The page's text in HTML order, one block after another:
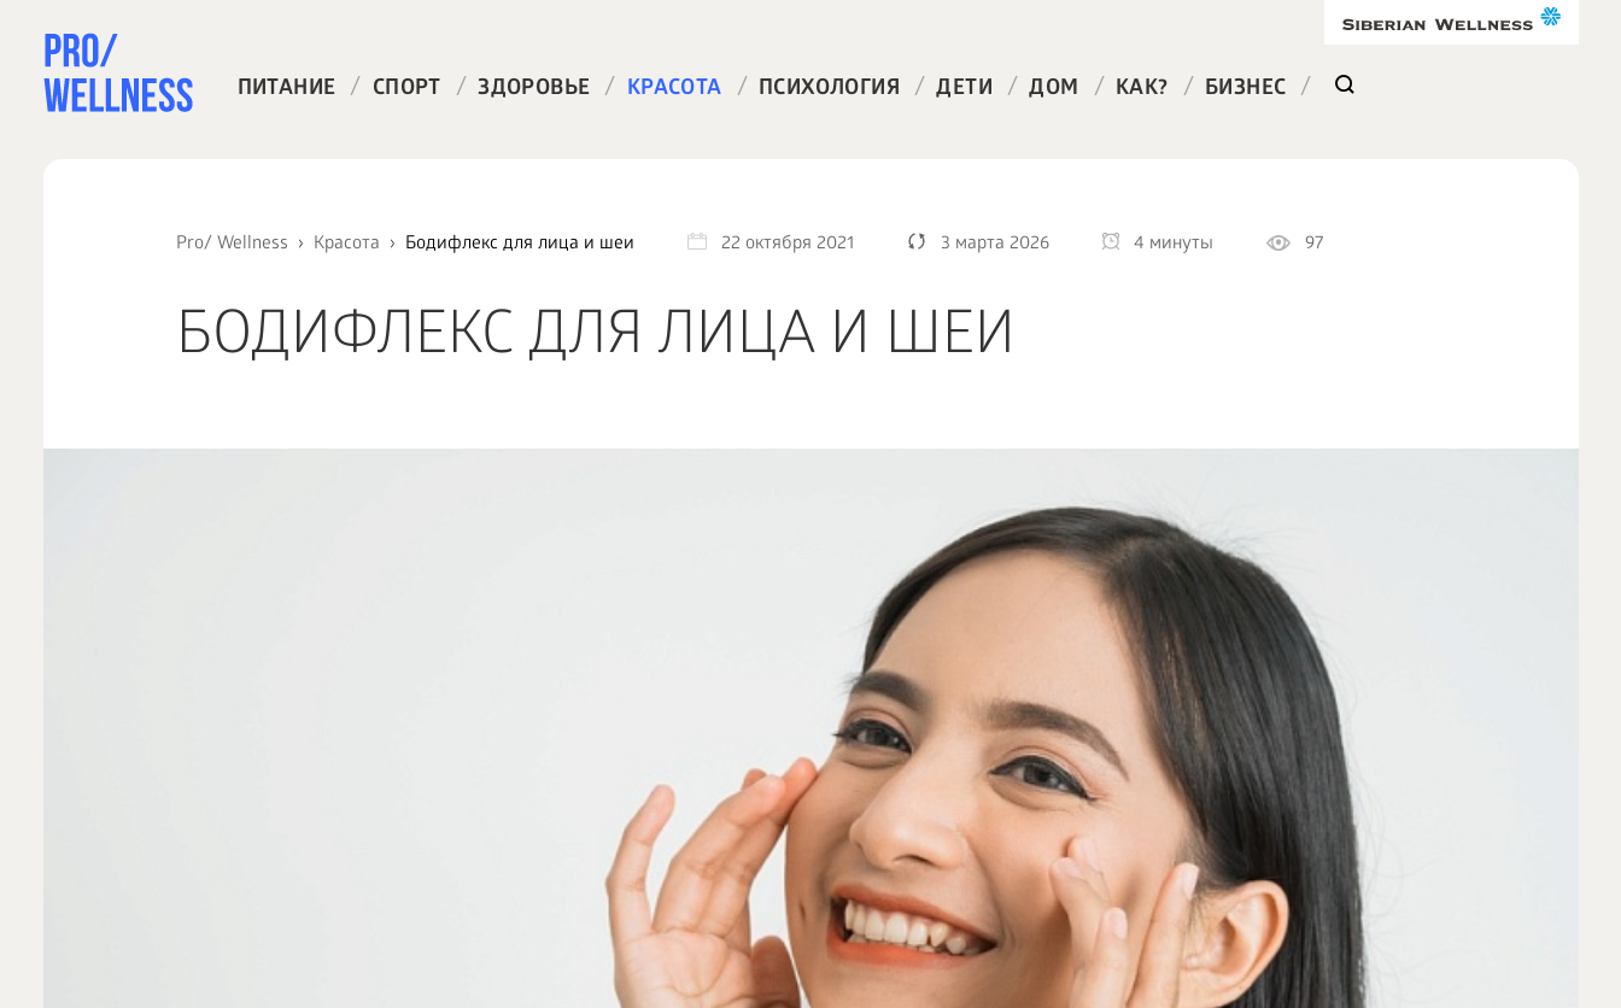
ПИТАНИЕ / СПОРТ / ЗДОРОВЬЕ / КРАСОТА / ПСИХОЛОГИЯ / ДЕТИ / ДОМ / КАК? / БИЗНЕС /
Pro/ Wellness Красота Бодифлекс для лица и шеи 22 октября 2021 3 марта 2026 4 минуты 97
БОДИФЛЕКС ДЛЯ ЛИЦА И ШЕИ